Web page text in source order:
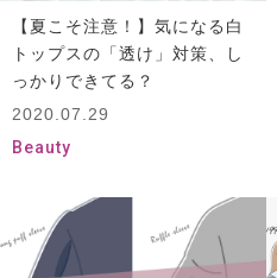
【夏こそ注意！】気になる白
トップスの「透け」対策、し
っかりできてる？
2020.07.29
Beauty